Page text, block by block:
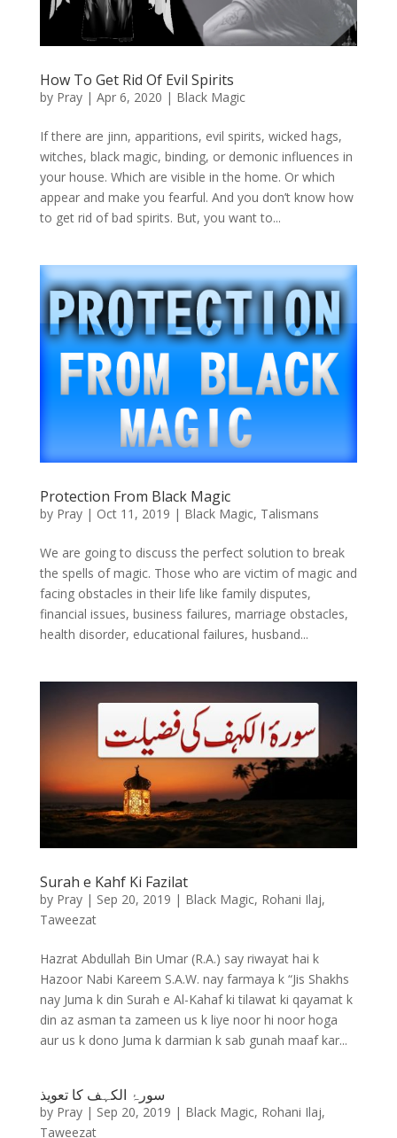
How To Get Rid Of Evil Spirits
by Pray| Apr 6, 2020 | Black Magic
If there are jinn, apparitions, evil spirits, wicked hags,
witches, black magic, binding, or demonic influences in
your house. Which are visible in the home. Or which
appear and make you fearful. And you don’t know how
to get rid of bad spirits. But, you want to...
Protection From Black Magic
by Pray| Oct 11, 2019 | Black Magic, Talismans
We are going to discuss the perfect solution to break
the spells of magic. Those who are victim of magic and
facing obstacles in their life like family disputes,
financial issues, business failures, marriage obstacles,
health disorder, educational failures, husband...
Surah e Kahf Ki Fazilat
by Pray| Sep 20, 2019 | Black Magic, Rohani Ilaj,
Taweezat
Hazrat Abdullah Bin Umar (R.A.) say riwayat hai k
Hazoor Nabi Kareem S.A.W. nay farmaya k “Jis Shakhs
nay Juma k din Surah e Al-Kahaf ki tilawat ki qayamat k
din az asman ta zameen us k liye noor hi noor hoga
aur us k dono Juma k darmian k sab gunah maaf kar...
سورۂ الکہف کا تعویذ
by Pray| Sep 20, 2019 | Black Magic, Rohani Ilaj,
Taweezat